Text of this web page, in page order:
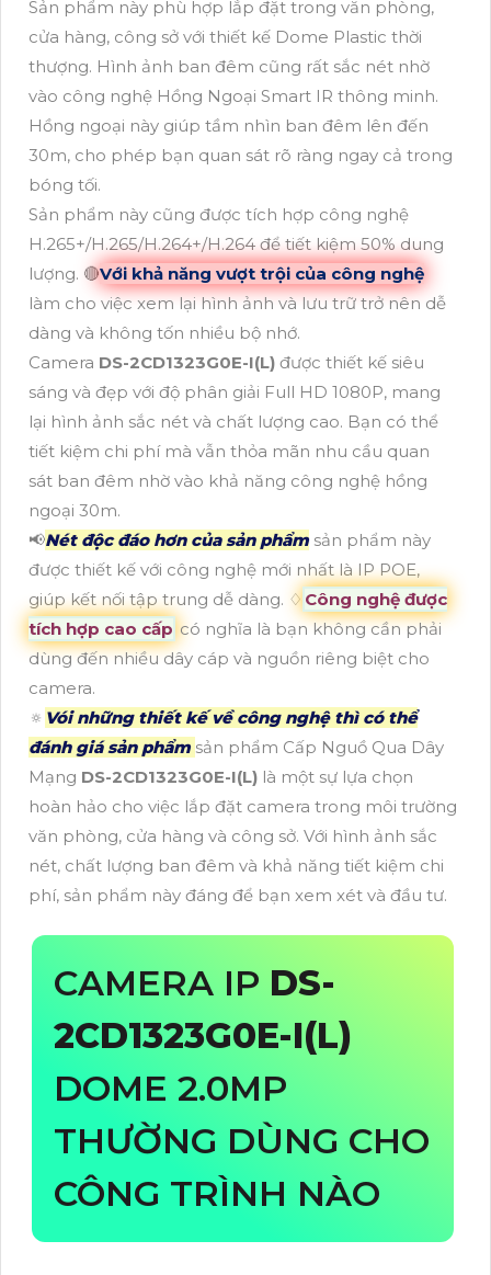
Sản phẩm này phù hợp lắp đặt trong văn phòng,
cửa hàng, công sở với thiết kế Dome Plastic thời
thượng. Hình ảnh ban đêm cũng rất sắc nét nhờ
vào công nghệ Hồng Ngoại Smart IR thông minh.
Hồng ngoại này giúp tầm nhìn ban đêm lên đến
30m, cho phép bạn quan sát rõ ràng ngay cả trong
bóng tối.
Sản phẩm này cũng được tích hợp công nghệ
H.265+/H.265/H.264+/H.264 để tiết kiệm 50% dung
lượng. 🔴Với khả năng vượt trội của công nghệ
làm cho việc xem lại hình ảnh và lưu trữ trở nên dễ
dàng và không tốn nhiều bộ nhớ.
Camera DS-2CD1323G0E-I(L) được thiết kế siêu
sáng và đẹp với độ phân giải Full HD 1080P, mang
lại hình ảnh sắc nét và chất lượng cao. Bạn có thể
tiết kiệm chi phí mà vẫn thỏa mãn nhu cầu quan
sát ban đêm nhờ vào khả năng công nghệ hồng
ngoại 30m.
📢Nét độc đáo hơn của sản phẩm sản phẩm này
được thiết kế với công nghệ mới nhất là IP POE,
giúp kết nối tập trung dễ dàng. ♢ Công nghệ được
tích hợp cao cấp có nghĩa là bạn không cần phải
dùng đến nhiều dây cáp và nguồn riêng biệt cho
camera.
🔅 Vói những thiết kế về công nghệ thì có thể
đánh giá sản phẩm sản phẩm Cấp Nguồ Qua Dây
Mạng DS-2CD1323G0E-I(L) là một sự lựa chọn
hoàn hảo cho việc lắp đặt camera trong môi trường
văn phòng, cửa hàng và công sở. Với hình ảnh sắc
nét, chất lượng ban đêm và khả năng tiết kiệm chi
phí, sản phẩm này đáng để bạn xem xét và đầu tư.
CAMERA IP DS-
2CD1323G0E-I(L)
DOME 2.0MP
THƯỜNG DÙNG CHO
CÔNG TRÌNH NÀO